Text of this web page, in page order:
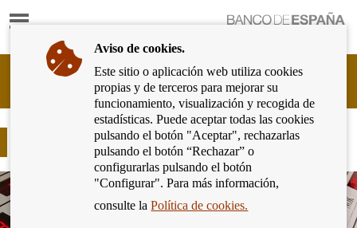
Mostrar
Ir
página
de
inicio
del
Banco
de
España
Cliente
Bancario
Banco
España
Eurosistema,
Moneda extranjera
Aviso de cookies.
Este sitio o aplicación web utiliza cookies
propias y de terceros para mejorar su
funcionamiento, visualización y recogida de
estadísticas. Puede aceptar todas las cookies
pulsando el botón "Aceptar", rechazarlas
pulsando el botón “Rechazar” o
configurarlas pulsando el botón
"Configurar". Para más información,
consulte laPolítica de cookies.